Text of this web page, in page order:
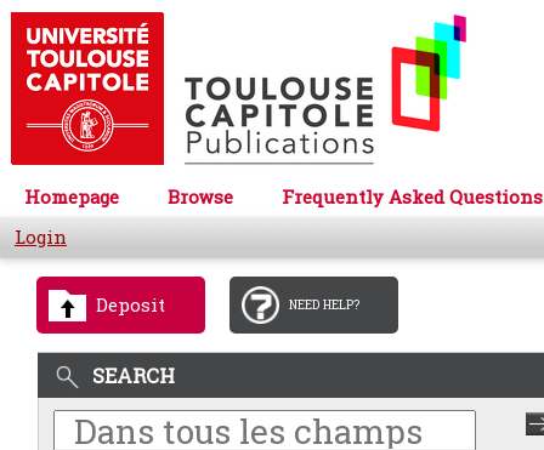
Homepage Browse
Frequently Asked Questions
Login
Deposit NEED HELP?
SEARCH